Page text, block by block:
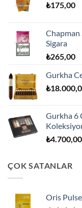
₺175,00
Chapman
Sigara
₺265,00
Gurkha
₺
Gurkha 6
₺4.700,00
ÇOK SATANLAR
Oris